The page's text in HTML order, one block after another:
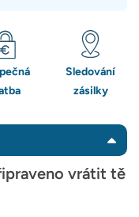
Sledování
zásilky
vrátit tě